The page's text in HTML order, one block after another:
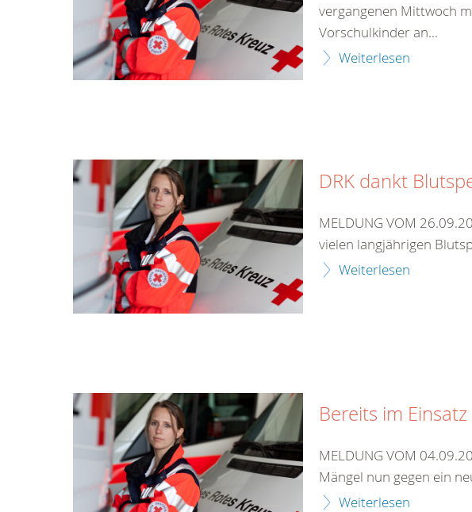
vergangenen Mittwoch
Vorschulkinder an...
Weiterlesen
DRK dankt
MELDUNG VOM
vielen langjährigen
Weiterlesen
Bereits im Einsatz
MELDUNG VOM
Mängel nun gegen ein
Weiterlesen